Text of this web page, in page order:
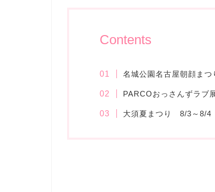
Contents
名城公園名古屋朝顔ま
PARCOおっさんずラ
大須夏まつり 8/3～8/4